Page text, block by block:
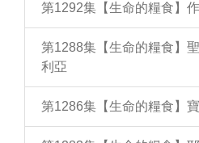
第1292集【生命的糧食】
第1288集【生命的糧食】
利亞
第1286集【生命的糧食】